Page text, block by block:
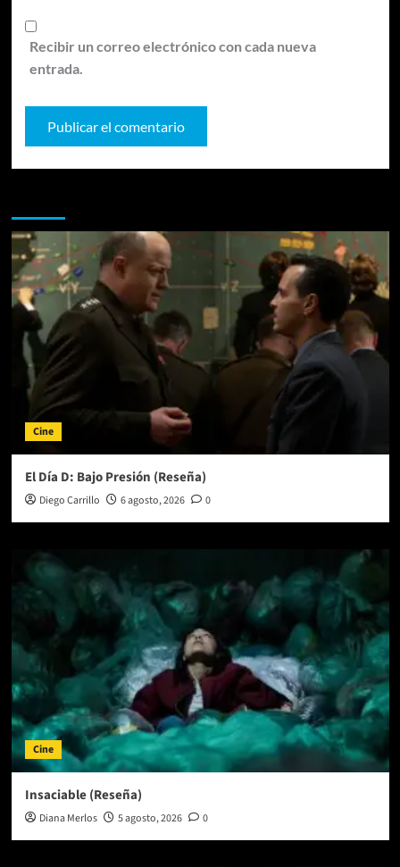
Recibir un correo electrónico con cada nueva
entrada.
Cine
El Día D: Bajo Presión (Reseña)
Diego Carrillo 6 agosto, 2026 0
Cine
Insaciable (Reseña)
Diana Merlos 5 agosto, 2026 0